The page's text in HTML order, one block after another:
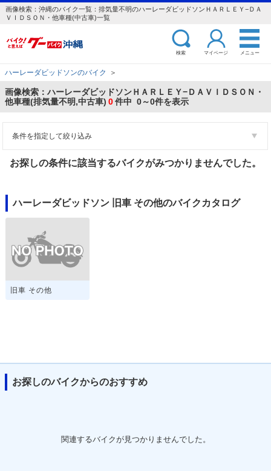
画像検索：沖縄のバイク一覧：排気量不明のハーレーダビッドソンＨＡＲＬＥＹ−ＤＡ
ＶＩＤＳＯＮ・他車種(中古車)一覧
検索 マイページ メニュー
ハーレーダビッドソンのバイク ＞
画像検索：ハーレーダビッドソンＨＡＲＬＥＹ−ＤＡＶＩＤＳＯＮ・
他車種(排気量不明,中古車) 0件中 0～0件を表示
条件を指定して絞り込み
お探しの条件に該当するバイクがみつかりませんでした。
ハーレーダビッドソン 旧車 その他のバイクカタログ
旧車 その他
お探しのバイクからのおすすめ
関連するバイクが見つかりませんでした。